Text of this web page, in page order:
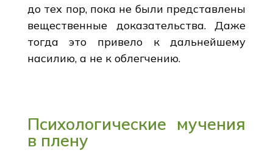
до тех пор, пока не были представлены
вещественные доказательства. Даже
тогда это привело к дальнейшему
насилию, а не к облегчению.
Психологические мучения
в плену